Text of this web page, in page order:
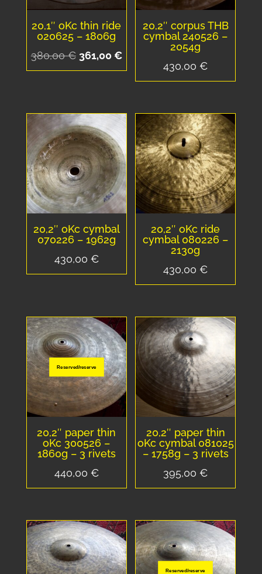
20,1″ oKc thin ride
020625 – 1806g
380,00€ Le
prix
380,00 €.
361,00 €Le
prix
361,00 €.
20,2″ corpus THB
cymbal 240526 –
2054g
430,00€
20,2″ oKc cymbal
070226 – 1962g
430,00 €
20,2″ oKc ride
cymbal 080226 –
2130g
430,00€
Reserved/reserve
20,2″ paper thin
oKc 300526 –
1860g – 3 rivets
440,00 €
20,2″ paper thin
oKc cymbal 081025
– 1758g – 3 rivets
395,00€
Reserved/reserve